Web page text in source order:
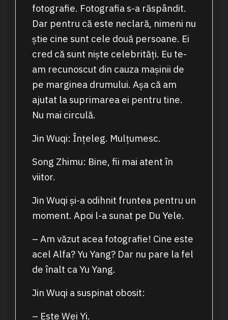
fotografie. Fotografia s-a răspândit.
Dar pentru că este neclară, nimeni nu
știe cine sunt cele două persoane. Ei
cred că sunt niște celebrități. Eu te-
am recunoscut din cauza mașinii de
pe marginea drumului. Așa că am
ajutat la suprimarea ei pentru tine.
Nu mai circulă.
Jin Wuqi: Înțeleg. Mulțumesc.
Song Zhimu: Bine, fii mai atent în
viitor.
Jin Wuqi și-a odihnit fruntea pentru un
moment. Apoi l-a sunat pe Du Yele.
– Am văzut acea fotografie! Cine este
acel Alfa? Yu Yang? Dar nu pare la fel
de înalt ca Yu Yang.
Jin Wuqi a suspinat obosit:
– Este Wei Yi.